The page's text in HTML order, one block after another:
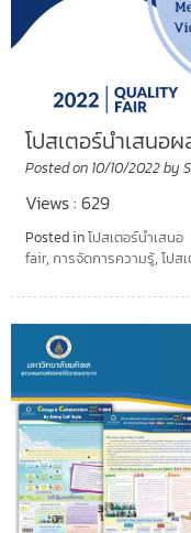
โปสเตอร์นำเสนอ
Posted on 10/10/2022by
Views : 629
Posted inโปสเตอร์นำเสนอ
fair, การจัดการความรู้, โปส